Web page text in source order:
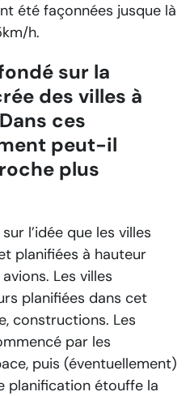
été façonnées jusque là
h.
sur la
des villes à
ces
peut-il
plus
l’idée que les villes
planifiées à hauteur
Les villes
planifiées dans cet
constructions. Les
par les
puis (éventuellement)
planification étouffe la